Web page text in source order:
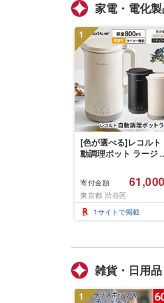
家電・電化
1
[色が選べる]レコルト
動調理ポット ラージ
サー ブレンダー 保温 豆
乳 おかゆ お粥 離乳食
動調理器 スムージー 味
噌汁 レシピ 800mL 1L
寄付金額 61,000
東京都 渋谷区
1サイトで掲載
雑貨・日用品
1